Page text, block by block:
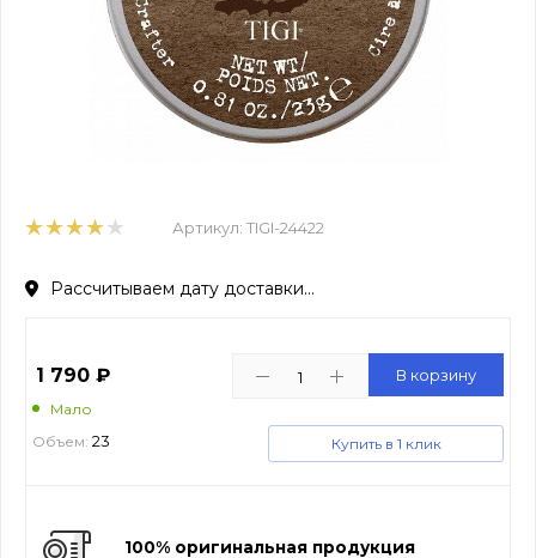
Артикул: TIGI-24422
Рассчитываем дату доставки...
1 790 ₽
Мало
Объем: 23
В корзину
Купить в 1 клик
100% оригинальная продукция